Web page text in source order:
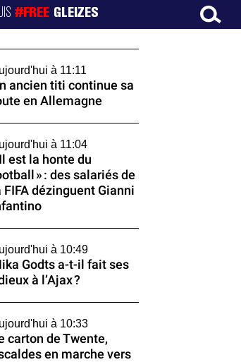
#FREE GLEIZES
à 11:11
ancien titi continue sa
en Allemagne
à 11:04
est la honte du
» : des salariés de
FIFA dézinguent Gianni
à 10:49
Godts a-t-il fait ses
à l’Ajax ?
à 10:33
carton de Twente,
en marche vers